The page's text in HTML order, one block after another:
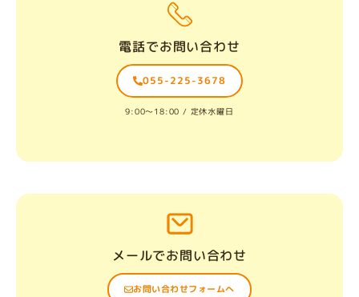
電話でお問い合わせ
055-225-3678
9:00〜18:00 / 定休水曜日
メールでお問い合わせ
お問い合わせフォームへ